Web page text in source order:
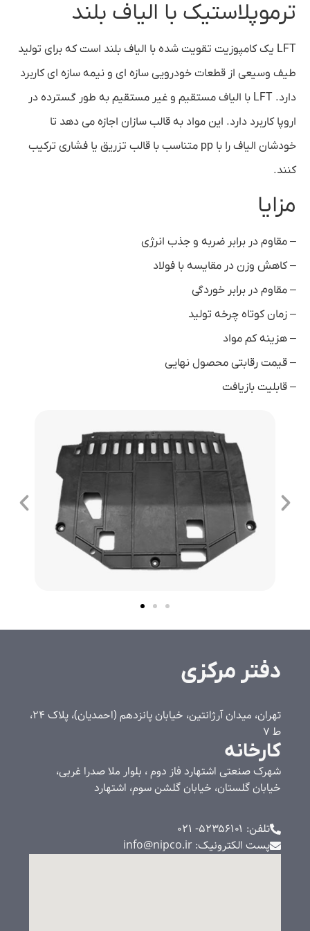
ترموپلاستیک با الیاف بلند
LFT یک کامپوزیت تقویت شده با الیاف بلند است که برای تولید
طیف وسیعی از قطعات خودرویی سازه ای و نیمه سازه ای کاربرد
دارد. LFT با الیاف مستقیم و غیر مستقیم به طور گسترده در
اروپا کاربرد دارد. این مواد به قالب سازان اجازه می دهد تا
خودشان الیاف را با pp متناسب با قالب تزریق یا فشاری ترکیب
کنند.
مزایا
– مقاوم در برابر ضربه و جذب انرژی
– کاهش وزن در مقایسه با فولاد
– مقاوم در برابر خوردگی
– زمان کوتاه چرخه تولید
– هزینه کم مواد
– قیمت رقابتی محصول نهایی
– قابلیت بازیافت
دفتر مرکزی
تهران، میدان آرژانتین، خیابان پانزدهم (احمدیان)، پلاک 24،
ط 7
کارخانه
شهرک صنعتی اشتهارد فاز دوم ، بلوار ملا صدرا غربی،
خیابان گلستان، خیابان گلشن سوم، اشتهارد
تلفن: ۵۲۳۵۶۱۰۱- 021
پست الکترونیک: info@nipco.ir